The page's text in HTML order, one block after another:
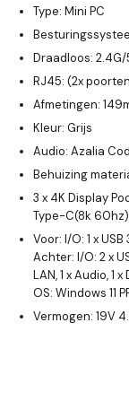
Type: Mini PC
Draadloos: 2.4G/
RJ45: (2x
Afmetingen:
Kleur: Grijs
Audio: Azalia
Behuizing
3 x 4K Display
Type-C(8k 60hz)
Voor: I/O: 1 x USB
Achter: I/O: 2 x
LAN, 1 x Audio, 1 x
OS: Windows 11
Vermogen: 19V